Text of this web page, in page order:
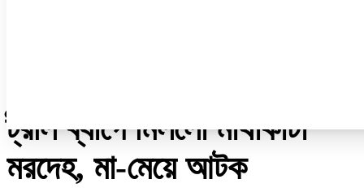
ট্রলি ব্যাগে মিললো মাথাকাটা
মরদেহ, মা-মেয়ে আটক